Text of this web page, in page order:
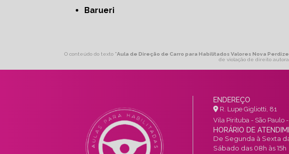
Barueri
O conteúdo do texto "Aula de Direção de Carro para Habilitados Valores Nova
de violação de direito
ENDEREÇO
R. Lupe Gigliotti, 81
Vila Pirituba - São Paulo
HORÁRIO DE
De Segunda à Sexta
Sábado das 08h às 15h